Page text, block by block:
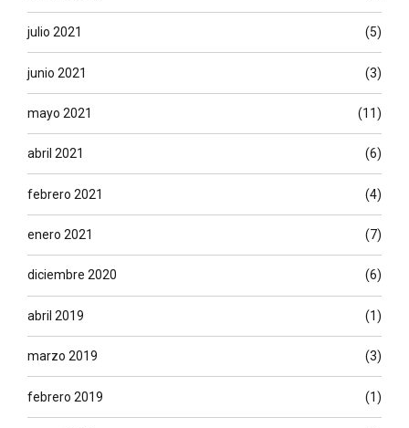
julio 2021 (5)
junio 2021 (3)
mayo 2021 (11)
abril 2021 (6)
febrero 2021 (4)
enero 2021 (7)
diciembre 2020 (6)
abril 2019 (1)
marzo 2019 (3)
febrero 2019 (1)